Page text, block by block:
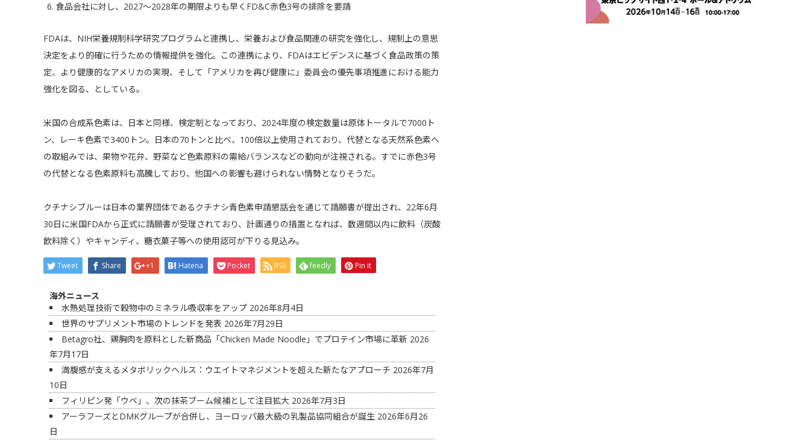
食品会社に対し、2027～2028年の期限よりも早くFD&C赤色3号の排除を要請
FDAは、NIH栄養規制科学研究プログラムと連携し、栄養および食品関連の研究を強化し、規制上の意思
決定をより的確に行うための情報提供を強化。この連携により、FDAはエビデンスに基づく食品政策の策
定、より健康的なアメリカの実現、そして「アメリカを再び健康に」委員会の優先事項推進における能力
強化を図る、としている。
米国の合成系色素は、日本と同様、検定制となっており、2024年度の検定数量は原体トータルで7000ト
ン、レーキ色素で3400トン。日本の70トンと比べ、100倍以上使用されており、代替となる天然系色素へ
の取組みでは、果物や花弁、野菜など色素原料の需給バランスなどの動向が注視される。すでに赤色3号
の代替となる色素原料も高騰しており、他国への影響も避けられない情勢となりそうだ。
クチナシブルーは日本の業界団体であるクチナシ青色素申請懇話会を通じて請願書が提出され、22年6月
30日に米国FDAから正式に請願書が受理されており、計画通りの措置となれば、数週間以内に飲料（炭酸
飲料除く）やキャンディ、糖衣菓子等への使用認可が下りる見込み。
Tweet Share +1 Hatena Pocket RSS feedly Pin it
海外ニュース
水熱処理技術で穀物中のミネラル吸収率をアップ 2026年8月4日
世界のサプリメント市場のトレンドを発表 2026年7月29日
Betagro社、鶏胸肉を原料とした新商品「Chicken Made Noodle」でプロテイン市場に革新 2026
年7月17日
満腹感が支えるメタボリックヘルス：ウエイトマネジメントを超えた新たなアプローチ 2026年7月
10日
フィリピン発「ウベ」、次の抹茶ブーム候補として注目拡大 2026年7月3日
アーラフーズとDMKグループが合併し、ヨーロッパ最大級の乳製品協同組合が誕生 2026年6月26
日